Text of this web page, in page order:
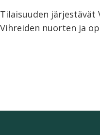
Tilaisuuden järjestävät
Vihreiden nuorten ja